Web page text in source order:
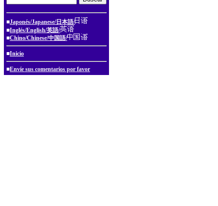
■Japonés/Japanese/日本語/
■Inglés/English/英語/
■Chino/Chinese/中国語/
■Inicio
■Envíe sus comentarios por favor